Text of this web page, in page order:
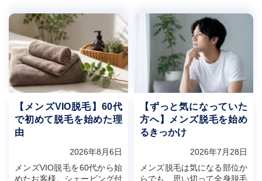
【メンズVIO脱毛】60代
で初めて脱毛を始めた理
由
2026年8月6日
メンズVIO脱毛を60代から始
めたお客様。シェービング付
【ずっと気になっていた
方へ】メンズ脱毛を始め
るきっかけ
2026年7月28日
メンズ脱毛は気になる部位か
らでも、思い切って全身脱毛